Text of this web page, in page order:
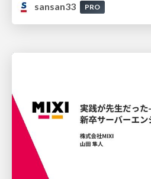
sansan33
PRO